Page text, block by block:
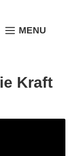
MENU
MENU
Kraft